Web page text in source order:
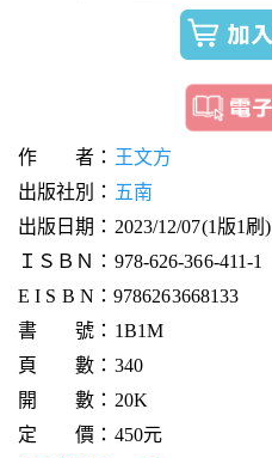
作 者： 王文方
出版社別： 五南
出版日期：2023/12/07(1版1刷)
ＩＳＢＮ：978-626-366-411-1
E I S B N：9786263668133
書 號：1B1M
頁 數：340
開 數：20K
定 價：450元